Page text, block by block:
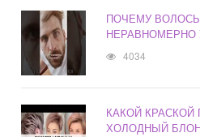
ПОЧЕМУ
4034
КАКОЙ
ХОЛОДНЫЙ